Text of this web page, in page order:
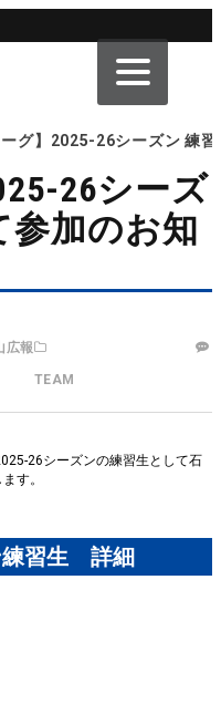
ーグ】2025-26シーズン 練習
26シーズ
参加のお知
広報
TEAM
26シーズンの練習生として石
す。
練習生 詳細